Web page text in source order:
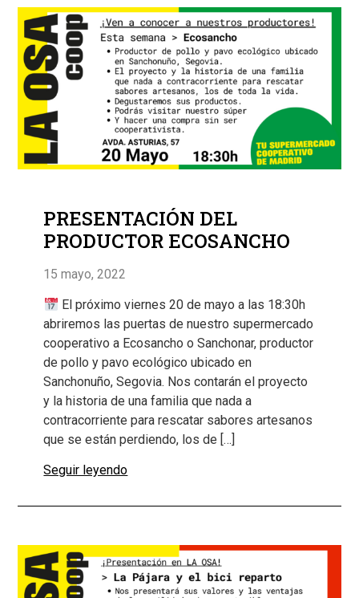
PRESENTACIÓN DEL
PRODUCTOR ECOSANCHO
15 mayo, 2022
El próximo viernes 20 de mayo a las 18:30h
abriremos las puertas de nuestro supermercado
cooperativo a Ecosancho o Sanchonar, productor
de pollo y pavo ecológico ubicado en
Sanchonuño, Segovia. Nos contarán el proyecto
y la historia de una familia que nada a
contracorriente para rescatar sabores artesanos
que se están perdiendo, los de […]
Seguir leyendo